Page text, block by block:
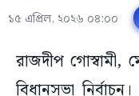
১৫ এপ্রিল, ২০২৬ ০৪:০০
রাজদীপ
বিধানসভা